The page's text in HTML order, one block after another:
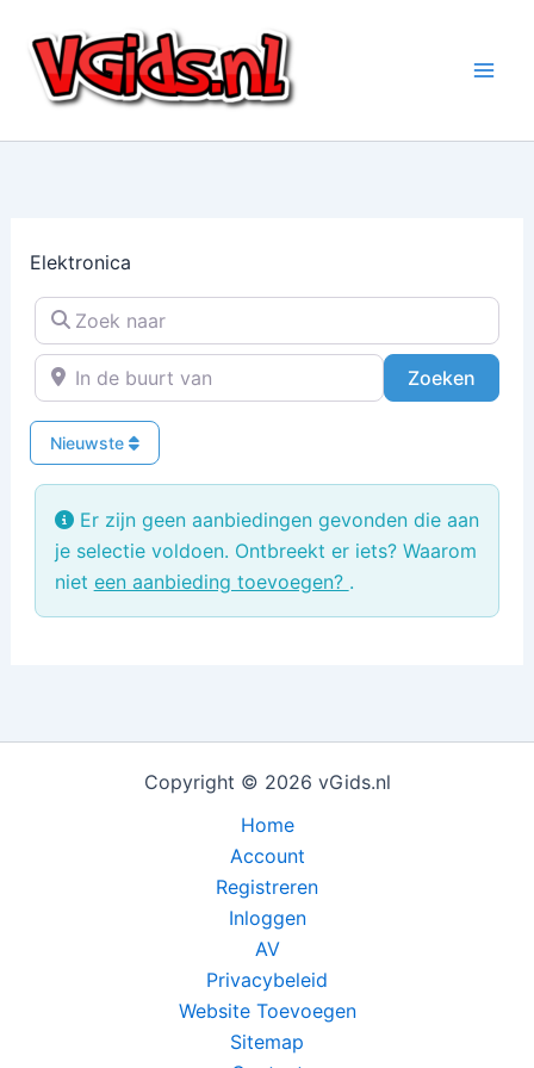
naar
inhoud
Elektronica
Zoek naar
In de buurt van
Zoeken
Nieuwste
Er zijn geen aanbiedingen gevonden die aan
je selectie voldoen. Ontbreekt er iets? Waarom
niet een aanbieding toevoegen? .
Copyright © 2026 vGids.nl
Home
Account
Registreren
Inloggen
AV
Privacybeleid
Website Toevoegen
Sitemap